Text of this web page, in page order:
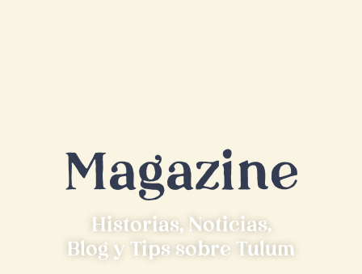
Magazine
Historias, Noticias,
Blog y Tips sobre Tulum